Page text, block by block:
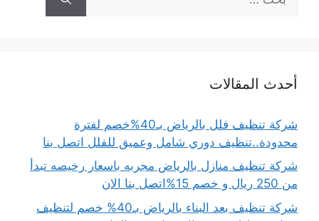
عن:
أحدث المقالات
شركة تنظيف فلل بالرياض بـ40%خصم لفترة
محدودة..تنظيف دوري شامل وعميق للفلل اتصل بنا
شركة تنظيف منازل بالرياض مجربه باسعار رخيصه تبدأ
من 250 ريال و خصم 15%اتصل بنا الان
شركة تنظيف بعد البناء بالرياض بـ40% خصم لتنظيف